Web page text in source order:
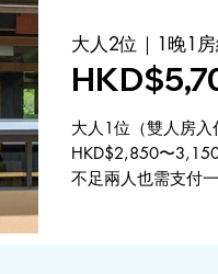
大人2位｜1晚1
大人1位（雙人房
HKD$2,850〜
不足兩人也需支付